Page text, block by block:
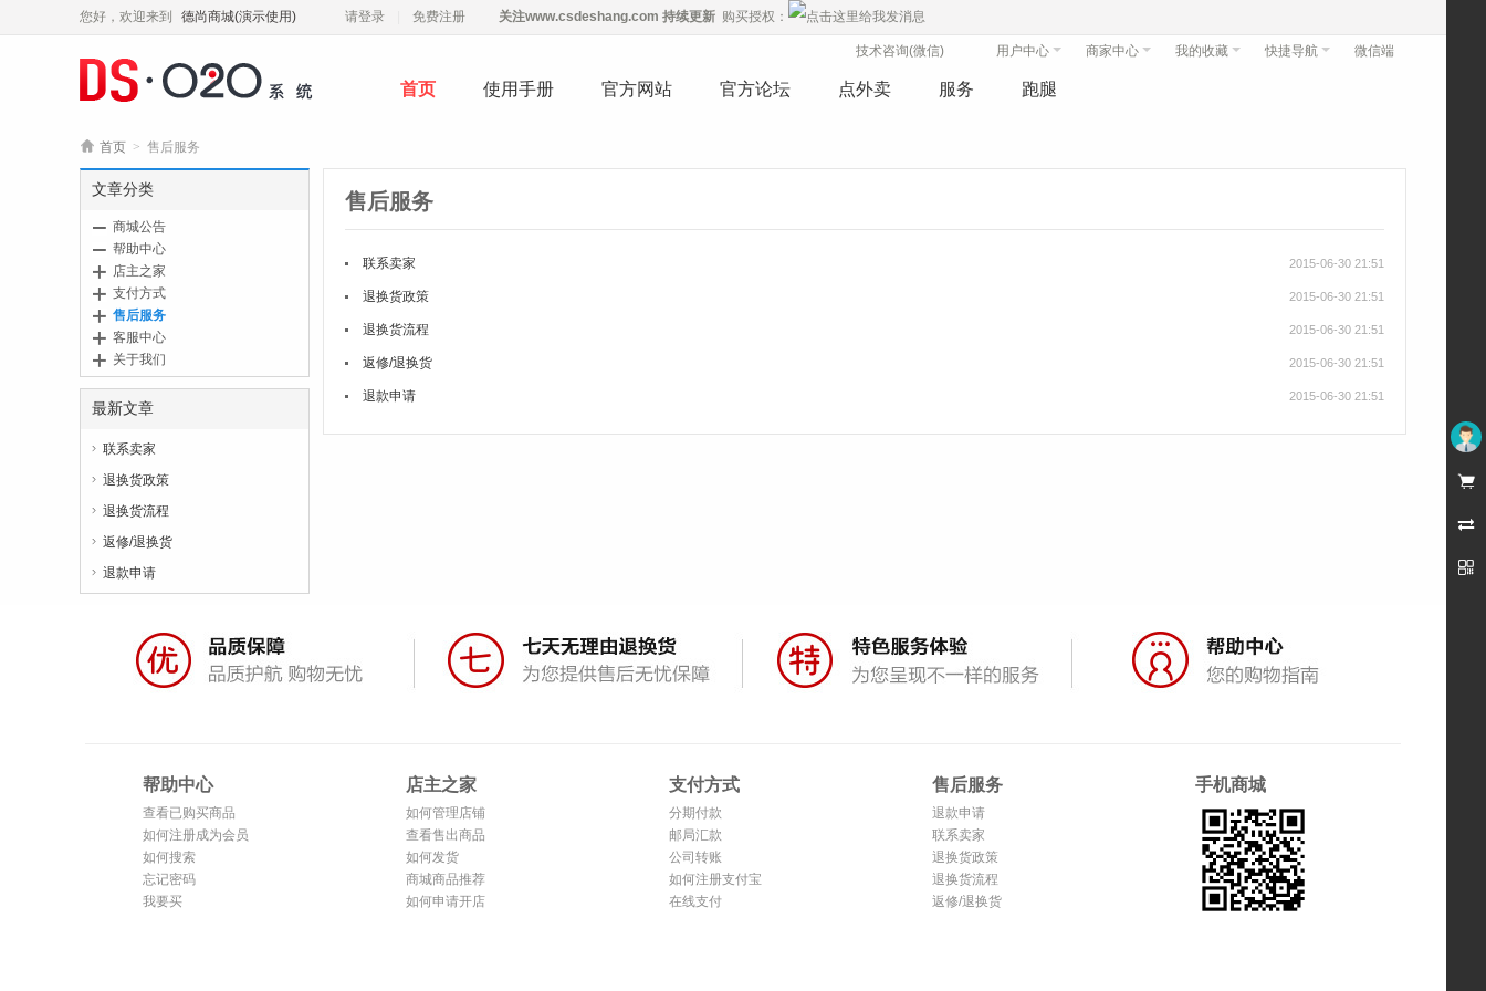
您好，欢迎来到 德尚商城(演示使用) 请登录 免费注册 关注www.csdeshang.com 持续更新 购买授权：
技术咨询(微信) 用户中心 商家中心 我的收藏 快捷导航 微信端
未登录



首页 使用手册 官方网站 官方论坛 点外卖 服务 跑腿
 首页 > 售后服务
文章分类
商城公告
帮助中心
店主之家
支付方式
售后服务
客服中心
关于我们
最新文章
 联系卖家
 退换货政策
 退换货流程
 返修/退换货
 退款申请
售后服务
联系卖家 2015-06-30 21:51
退换货政策 2015-06-30 21:51
退换货流程 2015-06-30 21:51
返修/退换货 2015-06-30 21:51
退款申请 2015-06-30 21:51
帮助中心
查看已购买商品
如何注册成为会员
如何搜索
忘记密码
我要买
店主之家
如何管理店铺
查看售出商品
如何发货
商城商品推荐
如何申请开店
支付方式
分期付款
邮局汇款
公司转账
如何注册支付宝
在线支付
售后服务
退款申请
联系卖家
退换货政策
退换货流程
返修/退换货
手机商城